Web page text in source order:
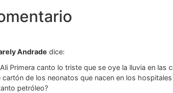
Andrade dice:
Primera canto lo triste que se oye la lluvia en las
cartón de los neonatos que nacen en los
petróleo?